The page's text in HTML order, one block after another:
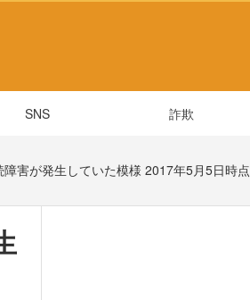
SNS 詐欺
障害が発生していた模様 2017年5月5日時点